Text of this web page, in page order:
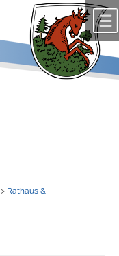
springen.
> Rathaus &